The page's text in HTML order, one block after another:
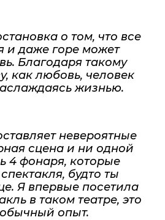
о том, что все
и даже горе может
Благодаря такому
как любовь, человек
жизнью.
невероятные
сцена и ни одной
4 фонаря, которые
будто ты
Я впервые посетила
в таком театре, это
опыт.